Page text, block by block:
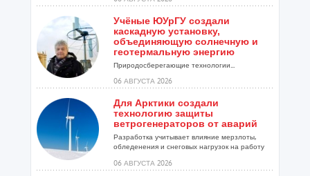
Учёные ЮУрГУ создали
каскадную установку,
объединяющую солнечную и
геотермальную энергию
Природосберегающие технологии...
06 АВГУСТА 2026
Для Арктики создали
технологию защиты
ветрогенераторов от аварий
Разработка учитывает влияние мерзлоты,
обледенения и снеговых нагрузок на работу
06 АВГУСТА 2026